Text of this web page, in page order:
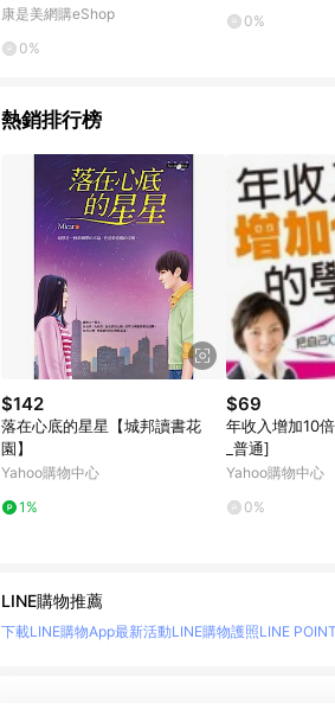
己
康是美網購eShop
0%
0%
熱銷排行榜
$142
落在心底的星星【城邦讀書花
園】
Yahoo購物中心
1%
$69
年收入增加10
_普通]
Yahoo購物中心
0%
LINE購物推薦
下載LINE購物App最新活動LINE購物護照LINE